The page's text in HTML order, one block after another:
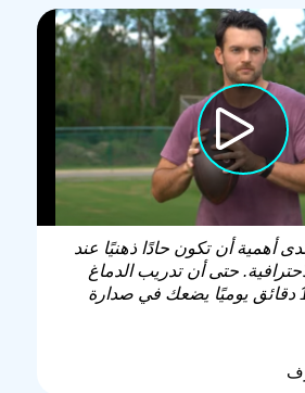
أهمية أن تكون حادًا ذهنيًا عند
حتى أن تدريب الدماغ
لكوجنيفيت لمدة 10 دقائق يوميًا يضعك في صدارة